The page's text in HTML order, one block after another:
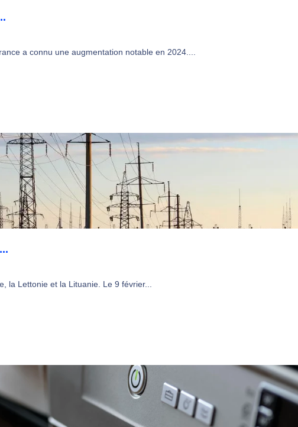
a connu une augmentation notable en 2024....
la Lettonie et la Lituanie. Le 9 février...